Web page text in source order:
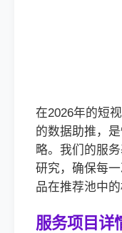
在2026年的短
的数据助推，
略。我们的服
研究，确保每
品在推荐池中的
服务项目详